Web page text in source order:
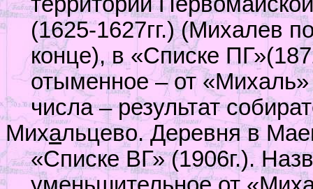
(1625-1627гг.) (Михалев
конце), в «Списке
отыменное – от
числа – результат
Михальцево. Деревня в
«Списке ВГ» (1906г.).